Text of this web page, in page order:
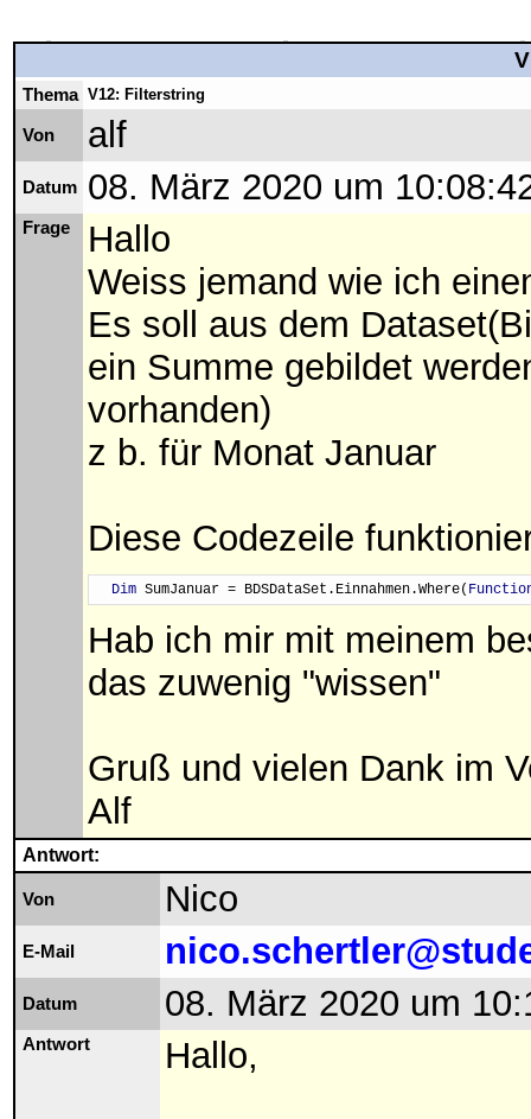
Thema V12: Filterstring
Von alf
Datum 08. März 2020 um
Frage
Hallo
Weiss jemand wie ich
Es soll aus dem
ein Summe gebildet
vorhanden)
z b. für Monat Januar
Diese Codezeile
Dim SumJanuar = BDSDataSet.Einnahmen.Where(
Hab ich mir mit meinem
das zuwenig "wissen"
Gruß und vielen Dank im
Alf
Antwort:
Von Nico
E-Mail
Datum 08. März 2020 um
Antwort Hallo,